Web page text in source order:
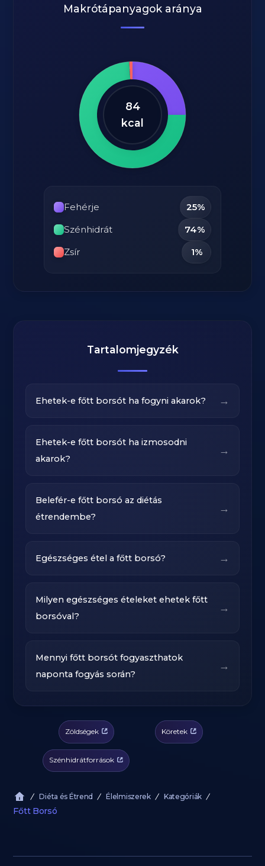
Makrótápanyagok aránya
84
kcal
Fehérje
25%
Szénhidrát
74%
Zsír
1%
Tartalomjegyzék
Ehetek-e főtt borsót ha fogyni akarok? →
Ehetek-e főtt borsót ha izmosodni
akarok?
→
Belefér-e főtt borsó az diétás
étrendembe?
→
Egészséges étel a főtt borsó? →
Milyen egészséges ételeket ehetek főtt
borsóval?
→
Mennyi főtt borsót fogyaszthatok
naponta fogyás során?
→
Zöldségek Köretek
Szénhidrátforrások
Diéta és Étrend Élelmiszerek Kategóriák
Főtt Borsó